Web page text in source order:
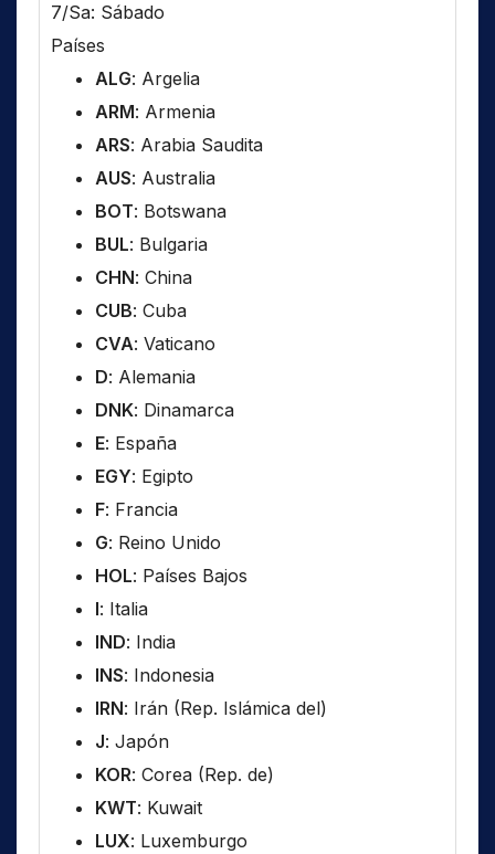
7/Sa: Sábado
Países
ALG: Argelia
ARM: Armenia
ARS: Arabia Saudita
AUS: Australia
BOT: Botswana
BUL: Bulgaria
CHN: China
CUB: Cuba
CVA: Vaticano
D: Alemania
DNK: Dinamarca
E: España
EGY: Egipto
F: Francia
G: Reino Unido
HOL: Países Bajos
I: Italia
IND: India
INS: Indonesia
IRN: Irán (Rep. Islámica del)
J: Japón
KOR: Corea (Rep. de)
KWT: Kuwait
LUX: Luxemburgo